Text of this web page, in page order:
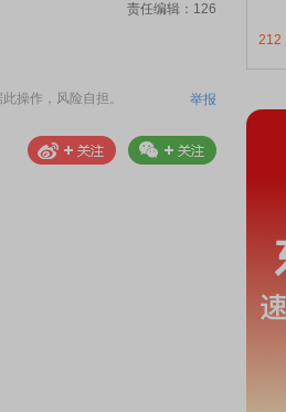
责任编辑：126
操作，风险自担。 举报
212